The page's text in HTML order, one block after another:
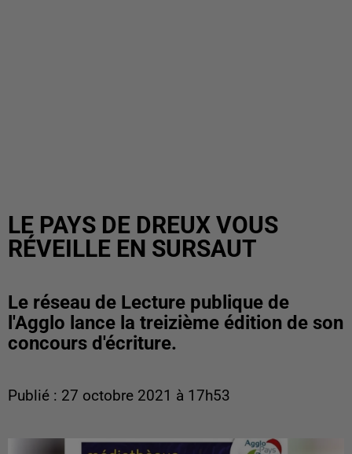
LE PAYS DE DREUX VOUS
RÉVEILLE EN SURSAUT
Le réseau de Lecture publique de
l'Agglo lance la treizième édition de son
concours d'écriture.
Publié : 27 octobre 2021 à 17h53